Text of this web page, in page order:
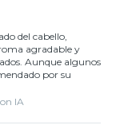
del cabello,
agradable y
Aunque algunos
por su
IA